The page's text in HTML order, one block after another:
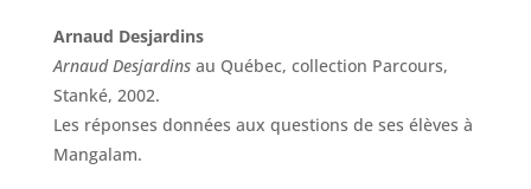
Arnaud Desjardins
Arnaud Desjardinsau Québec, collection Parcours,
Stanké, 2002.
Les réponses données aux questions de ses élèves à
Mangalam.